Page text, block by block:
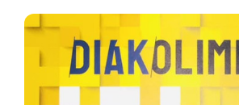
Elérhetőségek